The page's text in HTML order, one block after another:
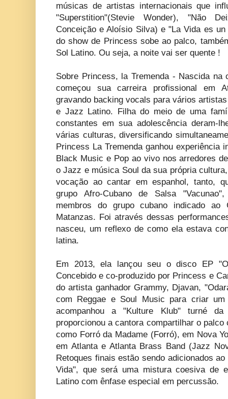
músicas de artistas internacionais que
"Superstition"(Stevie Wonder), "Não
Conceição e Aloísio Silva) e "La Vida es
do show de Princess sobe ao palco,
Sol Latino. Ou seja, a noite vai ser quente !
Sobre Princess, la Tremenda - Nascida na
começou sua carreira profissional em
gravando backing vocals para vários
e Jazz Latino. Filha do meio de uma
constantes em sua adolescência deram-
várias culturas, diversificando
Princess La Tremenda ganhou experiência
Black Music e Pop ao vivo nos arredores
o Jazz e música Soul da sua própria
vocação ao cantar em espanhol, tanto,
grupo Afro-Cubano de Salsa
membros do grupo cubano indicado ao
Matanzas. Foi através dessas
nasceu, um reflexo de como ela estava
latina.
Em 2013, ela lançou seu o disco EP
Concebido e co-produzido por Princess e
do artista ganhador Grammy, Djavan,
com Reggae e Soul Music para criar
acompanhou a "Kulture Klub" turné
proporcionou a cantora compartilhar o
como Forró da Madame (Forró), em Nova
em Atlanta e Atlanta Brass Band (Jazz
Retoques finais estão sendo adicionados
Vida", que será uma mistura coesiva de
Latino com ênfase especial em percussão.